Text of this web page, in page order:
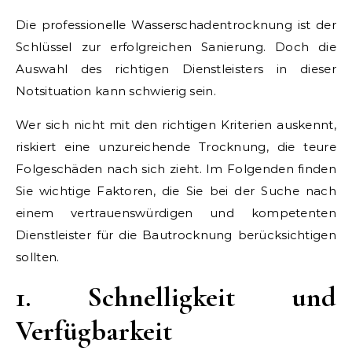
Die professionelle Wasserschadentrocknung ist der
Schlüssel zur erfolgreichen Sanierung. Doch die
Auswahl des richtigen Dienstleisters in dieser
Notsituation kann schwierig sein.
Wer sich nicht mit den richtigen Kriterien auskennt,
riskiert eine unzureichende Trocknung, die teure
Folgeschäden nach sich zieht. Im Folgenden finden
Sie wichtige Faktoren, die Sie bei der Suche nach
einem vertrauenswürdigen und kompetenten
Dienstleister für die Bautrocknung berücksichtigen
sollten.
1. Schnelligkeit und
Verfügbarkeit